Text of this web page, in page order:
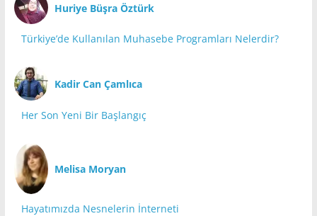
Huriye Büşra Öztürk
Türkiye’de Kullanılan Muhasebe Programları Nelerdir?
Kadir Can Çamlıca
Her Son Yeni Bir Başlangıç
Melisa Moryan
Hayatımızda Nesnelerin İnterneti